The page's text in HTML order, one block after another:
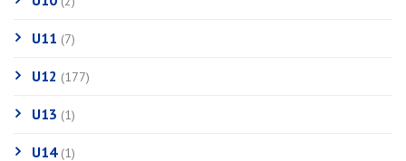
U11 (7)
U12 (177)
U13 (1)
U14(1)